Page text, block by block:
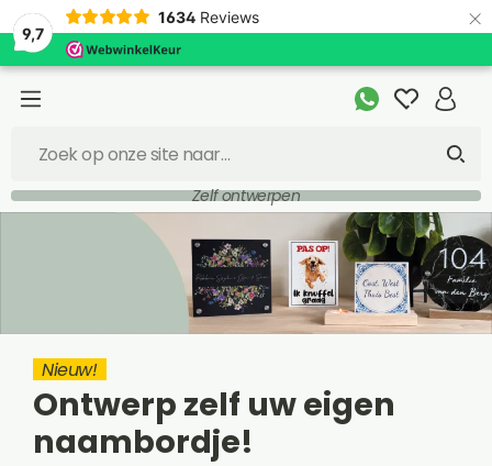
9,7
1634 Reviews ×
Snelle levering
Nieuw!
Ontwerp zelf uw eigen
naambordje!